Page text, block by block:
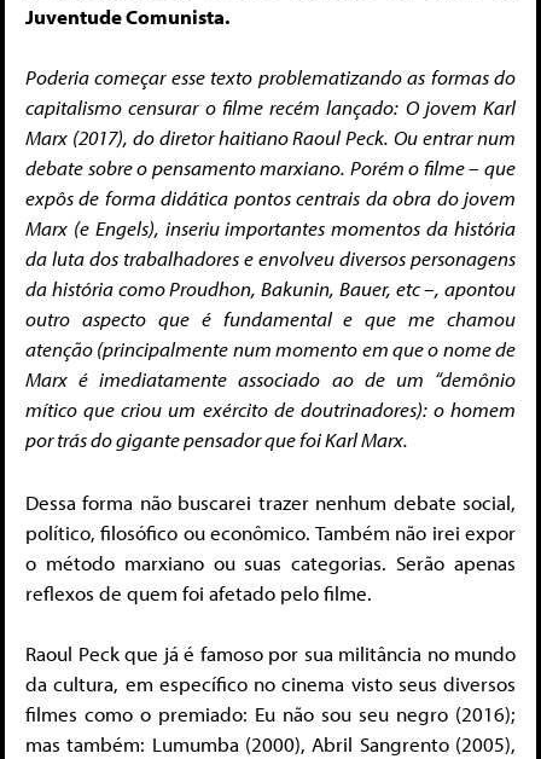
Juventude Comunista.
Poderia começar esse texto problematizando as formas do
capitalismo censurar o filme recém lançado: O jovem Karl
Marx (2017), do diretor haitiano Raoul Peck. Ou entrar num
debate sobre o pensamento marxiano. Porém o filme – que
expôs de forma didática pontos centrais da obra do jovem
Marx (e Engels), inseriu importantes momentos da história
da luta dos trabalhadores e envolveu diversos personagens
da história como Proudhon, Bakunin, Bauer, etc –, apontou
outro aspecto que é fundamental e que me chamou
atenção (principalmente num momento em que o nome de
Marx é imediatamente associado ao de um “demônio
mítico que criou um exército de doutrinadores): o homem
por trás do gigante pensador que foi Karl Marx.
Dessa forma não buscarei trazer nenhum debate social,
político, filosófico ou econômico. Também não irei expor
o método marxiano ou suas categorias. Serão apenas
reflexos de quem foi afetado pelo filme.
Raoul Peck que já é famoso por sua militância no mundo
da cultura, em específico no cinema visto seus diversos
filmes como o premiado: Eu não sou seu negro (2016);
mas também: Lumumba (2000), Abril Sangrento (2005),